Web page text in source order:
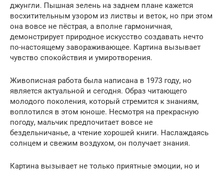
джунгли. Пышная зелень на заднем плане кажется
восхитительным узором из листвы и веток, но при этом
она вовсе не пёстрая, а вполне гармоничная,
демонстрирует природное искусство создавать нечто
по-настоящему завораживающее. Картина вызывает
чувство спокойствия и умиротворения.
Живописная работа была написана в 1973 году, но
является актуальной и сегодня. Образ читающего
молодого поколения, который стремится к знаниям,
воплотился в этом юноше. Несмотря на прекрасную
погоду, мальчик предпочитает вовсе не
бездельничанье, а чтение хорошей книги. Наслаждаясь
солнцем и свежим воздухом, он получает знания.
Картина вызывает не только приятные эмоции, но и